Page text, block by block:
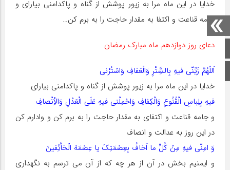
صفحه اصلی
اینستاگرام
خدایا در این ماه مرا به زیور پوشش از گناه و پاکدامنى بیاراى و
جامه قناعت و اکتفا به مقدار حاجت را به برم کن…
دعای روز دوازدهم ماه مبارک رمضان
اَللّهُمَّ زَیِّنّى فیهِ بِالسَِّتْرِ وَالْعَفافِ وَاسْتُرْنى
خدایا در این ماه مرا به زیور پوشش از گناه و پاکدامنى بیاراى
فیهِ بِلِباسِ الْقُنُوعِ وَالْکِفافِ وَاحْمِلْنى فیهِ عَلَى الْعَدْلِ وَالاِْنْصافِ
و جامه قناعت و اکتفاى به مقدار حاجت را به برم کن و وادارم کن
در این روز به عدالت و انصاف
وَ امِنّى فیهِ مِنْ کُلِّ ما اَخافُ بِعِصْمَتِکَ یا عِصْمَهَ الْخاَّئِفینَ
و ایمنیم بخش در آن از هر چه که از آن مى ترسم به نگهدارى